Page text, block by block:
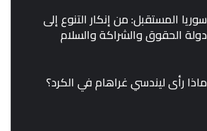
سوريا المستقبل: من إنكار التنوع إلى
دولة الحقوق والشراكة والسلام
ماذا رأى ليندسي غراهام في الكرد؟